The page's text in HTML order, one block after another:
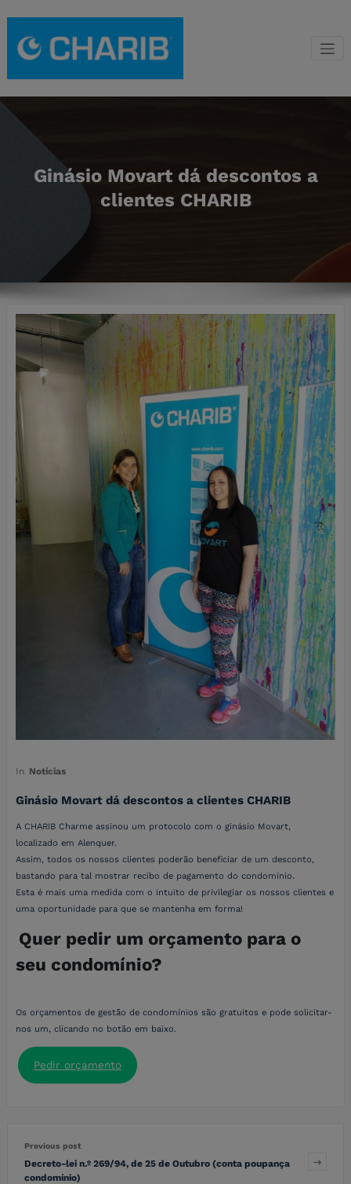
conteúdo
Gestão de
Franchising de gestão
Ginásio Movart dá descontos a
clientes CHARIB
In Notícias
Ginásio Movart dá descontos a clientes CHARIB
A CHARIB Charme assinou um protocolo com o ginásio Movart,
localizado em Alenquer.
Assim, todos os nossos clientes poderão beneficiar de um desconto,
bastando para tal mostrar recibo de pagamento do condomínio.
Esta é mais uma medida com o intuito de privilegiar os nossos clientes e
uma oportunidade para que se mantenha em forma!
Quer pedir um orçamento para o
seu condomínio?
Os orçamentos de gestão de condomínios são gratuitos e pode solicitar-
nos um, clicando no botão em baixo.
Pedir orçamento
Previous post
Decreto-lei n.º 269/94, de 25 de Outubro (conta poupança
condomínio)